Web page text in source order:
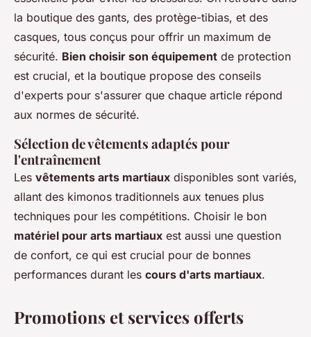
la boutique des gants, des protège-tibias, et des
casques, tous conçus pour offrir un maximum de
sécurité. Bien choisir son équipement de protection
est crucial, et la boutique propose des conseils
d'experts pour s'assurer que chaque article répond
aux normes de sécurité.
Sélection de vêtements adaptés pour
l'entraînement
Les vêtements arts martiaux disponibles sont variés,
allant des kimonos traditionnels aux tenues plus
techniques pour les compétitions. Choisir le bon
matériel pour arts martiaux est aussi une question
de confort, ce qui est crucial pour de bonnes
performances durant les cours d'arts martiaux.
Promotions et services offerts